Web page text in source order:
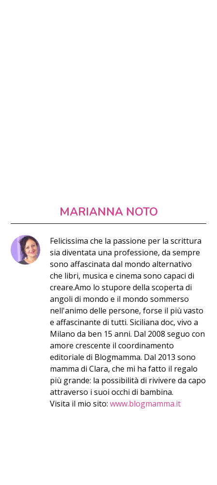
MARIANNA NOTO
​Felic​issima​ che la passione per la scrittura
sia diventata una professione, da sempre
sono affascinata dal mondo alternativo
che libri, musica e cinema sono capaci di
creare. ​Amo lo stupore della scoperta di
angoli di mondo ​e il mondo sommerso
nell'animo delle persone, forse il più vasto
e affascinante di tutti. Siciliana doc, vivo a
Milano da ben 15 anni. Dal 2008 seguo con
amore crescente il coordinamento
editoriale di Blogmamma. ​Dal 2013 sono
mamma di Clara, che mi ha fatto il regalo
più grande: la possibilità di rivivere da capo
attraverso i suoi occhi di bambina.
Visita il mio sito:www.blogmamma.it